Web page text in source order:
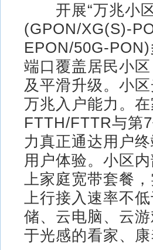
开展“万兆小区
(GPON/XG(S)-
EPON/50G-
端口覆盖居民小
及平滑升级。小
万兆入户能力。
FTTH/FTTR与第
力真正通达用户
用户体验。小区
上家庭宽带套餐
上行接入速率不
储、云电脑、云
于光感的看家、